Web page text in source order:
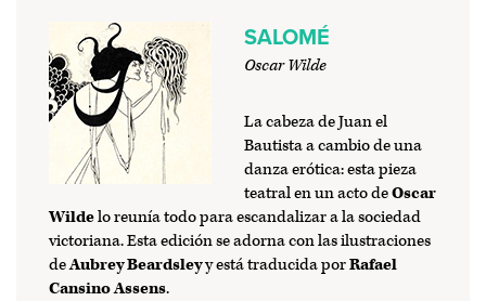
SALOMÉ
Oscar Wilde
La cabeza de Juan el
Bautista a cambio de una
danza erótica: esta pieza
teatral en un acto deOscar
Wildelo reunía todo para escandalizar a la sociedad
victoriana. Esta edición se adorna con las ilustraciones
deAubrey Beardsleyy está traducida porRafael
Cansino Assens.